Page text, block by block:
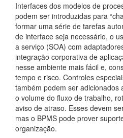
Interfaces dos modelos de
podem ser introduzidas para
formar uma série de tarefas
de interface seja necessário, o
a serviço (SOA) com
integração corporativa de
nesse ambiente mais fácil e,
tempo e risco. Controles
também podem ser adicionados
o volume do fluxo de trabalho,
aviso de atraso. Esses devem
mas o BPMS pode prover
organização.